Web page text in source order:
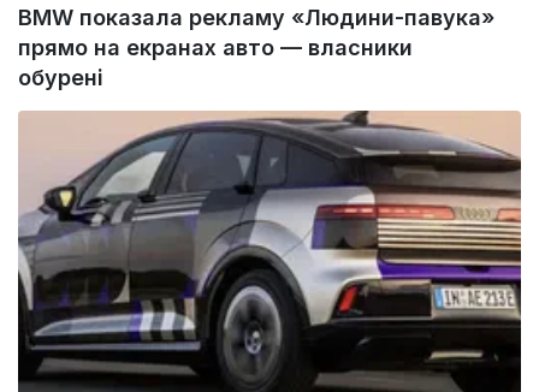
BMW показала рекламу «Людини-павука»
прямо на екранах авто — власники
обурені